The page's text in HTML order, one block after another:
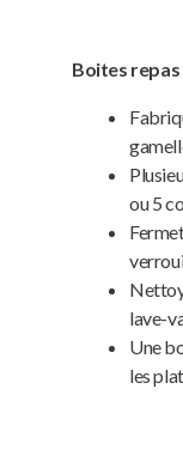
Boites
ou 5
lave-
Une
les